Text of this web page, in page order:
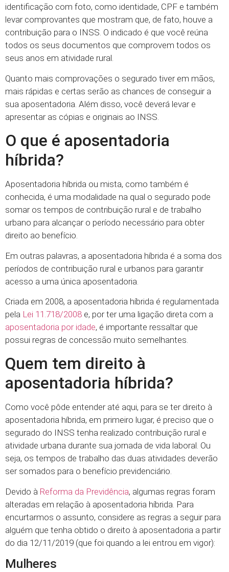
identificação com foto, como identidade, CPF e também
levar comprovantes que mostram que, de fato, houve a
contribuição para o INSS. O indicado é que você reúna
todos os seus documentos que comprovem todos os
seus anos em atividade rural.
Quanto mais comprovações o segurado tiver em mãos,
mais rápidas e certas serão as chances de conseguir a
sua aposentadoria. Além disso, você deverá levar e
apresentar as cópias e originais ao INSS.
O que é aposentadoria
híbrida?
Aposentadoria híbrida ou mista, como também é
conhecida, é uma modalidade na qual o segurado pode
somar os tempos de contribuição rural e de trabalho
urbano para alcançar o período necessário para obter
direito ao benefício.
Em outras palavras, a aposentadoria híbrida é a soma dos
períodos de contribuição rural e urbanos para garantir
acesso a uma única aposentadoria.
Criada em 2008, a aposentadoria híbrida é regulamentada
pela Lei 11.718/2008 e, por ter uma ligação direta com a
aposentadoria por idade, é importante ressaltar que
possui regras de concessão muito semelhantes.
Quem tem direito à
aposentadoria híbrida?
Como você pôde entender até aqui, para se ter direito à
aposentadoria híbrida, em primeiro lugar, é preciso que o
segurado do INSS tenha realizado contribuição rural e
atividade urbana durante sua jornada de vida laboral. Ou
seja, os tempos de trabalho das duas atividades deverão
ser somados para o benefício previdenciário.
Devido à Reforma da Previdência, algumas regras foram
alteradas em relação à aposentadoria híbrida. Para
encurtarmos o assunto, considere as regras a seguir para
alguém que tenha obtido o direito à aposentadoria a partir
do dia 12/11/2019 (que foi quando a lei entrou em vigor):
Mulheres